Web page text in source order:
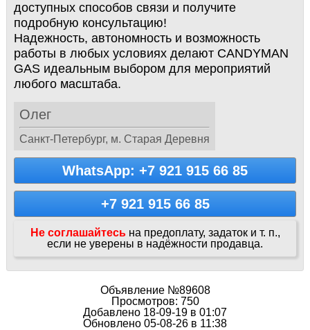
доступных способов связи и получите
подробную консультацию!
Надежность, автономность и возможность
работы в любых условиях делают CANDYMAN
GAS идеальным выбором для мероприятий
любого масштаба.
Олег
Санкт-Петербург, м. Старая Деревня
WhatsApp: +7 921 915 66 85
+7 921 915 66 85
Не соглашайтесь на предоплату, задаток и т. п.,
если не уверены в надёжности продавца.
Объявление №89608
Просмотров: 750
Добавлено 18-09-19 в 01:07
Обновлено 05-08-26 в 11:38